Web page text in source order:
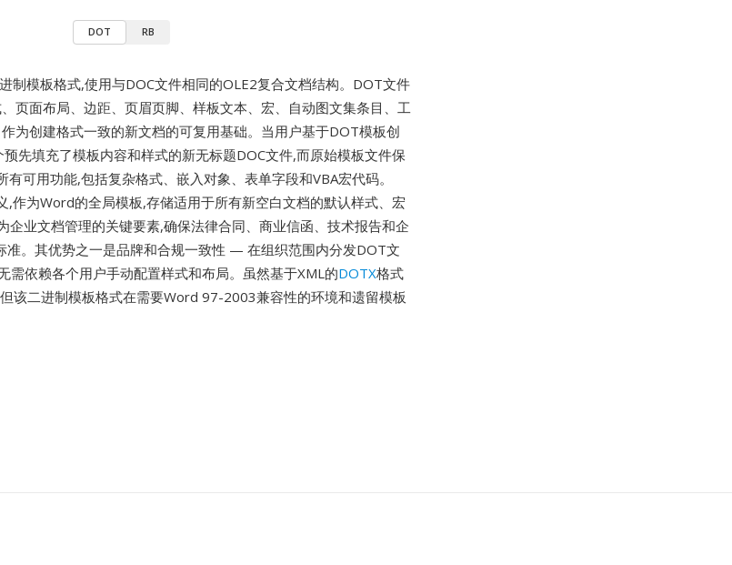
DOT RB
制模板格式,使用与DOC文件相同的OLE2复合文档结构。DOT文件
页面布局、边距、页眉页脚、样板文本、宏、自动图文集条目、工
为创建格式一致的新文档的可复用基础。当用户基于DOT模板创
先填充了模板内容和样式的新无标题DOC文件,而原始模板文件保
可用功能,包括复杂格式、嵌入对象、表单字段和VBA宏代码。
,作为Word的全局模板,存储适用于所有新空白文档的默认样式、宏
企业文档管理的关键要素,确保法律合同、商业信函、技术报告和企
准。其优势之一是品牌和合规一致性 — 在组织范围内分发DOT文
需依赖各个用户手动配置样式和布局。虽然基于XML的DOTX格式
该二进制模板格式在需要Word 97-2003兼容性的环境和遗留模板